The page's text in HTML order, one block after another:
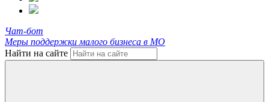
Чат-бот
Меры поддержки малого бизнеса в МО
Найти на сайте